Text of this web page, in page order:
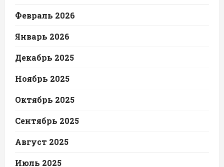
Февраль 2026
Январь 2026
Декабрь 2025
Ноябрь 2025
Октябрь 2025
Сентябрь 2025
Август 2025
Июль 2025